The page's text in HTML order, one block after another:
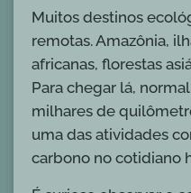
Muitos destinos
remotas. Amazônia,
africanas, florestas
Para chegar lá,
milhares de
uma das atividades
carbono no cotidiano